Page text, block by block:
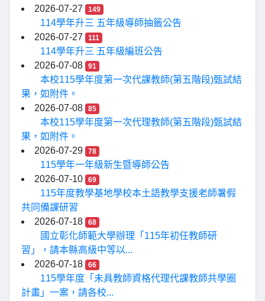
2026-07-27
149
114學年升三 五年級導師抽籤公告
2026-07-27
111
114學年升三 五年級編班公告
2026-07-08
91
本校115學年度第一次代課教師(第五階段)甄試結
果，如附件。
2026-07-08
85
本校115學年度第一次代理教師(第五階段)甄試結
果，如附件。
2026-07-29
78
115學年一年級新生暨導師公告
2026-07-10
69
115年度教學基地學校本土語教學支援老師暑假
共同備課研習
2026-07-18
68
國立彰化師範大學辦理「115年初任教師研
習」，請本縣高級中等以...
2026-07-18
66
115學年度「未具教師資格代理代課教師共學圈
計畫」一案，請各校...